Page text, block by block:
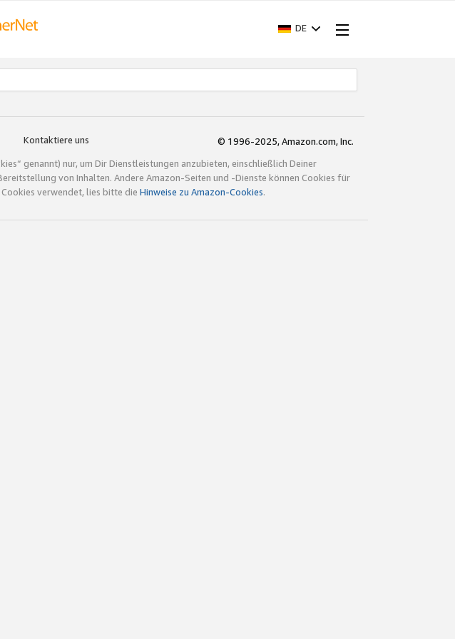
DE
Kontaktiere uns
© 1996-2025, Amazon.com, Inc.
genannt) nur, um Dir Dienstleistungen anzubieten, einschließlich Deiner
von Inhalten. Andere Amazon-Seiten und -Dienste können Cookies für
verwendet, lies bitte die Hinweise zu Amazon-Cookies.